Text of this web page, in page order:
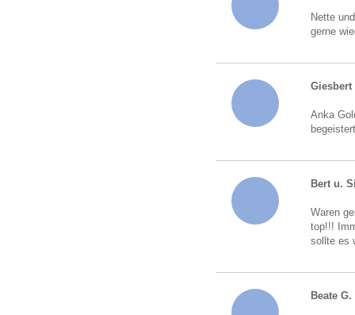
Nette
gerne
Giesbert
Anka
Bert u.
Waren
top!!!
sollte es
Beate G.